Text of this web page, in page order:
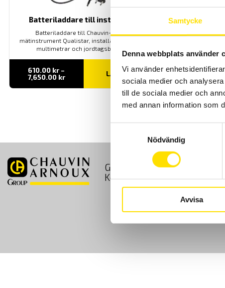
Samtycke
Denna webbplats använder
Vi använder
sociala medier och
till de sociala medier och
med annan information som
Nödvändig
Avvisa
Batteriladdare till instrument
Batteriladdare till Chauvin-Arnoux
mätinstrument Qualistar, installationstestare
multimetrar och jordtagsbryggor.
610.00 kr –
7,650.00 krPrisintervall:
till
LÄS MER
GDPR Köpvillkor
Kontakt